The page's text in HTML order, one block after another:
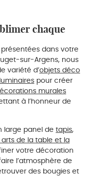
chaque
dans votre
sur-Argens, nous
variété d’objets déco
luminaires pour créer
murales
à l’honneur de
large panel de tapis,
arts de la table et la
votre décoration
l’atmosphère de
des bougies et